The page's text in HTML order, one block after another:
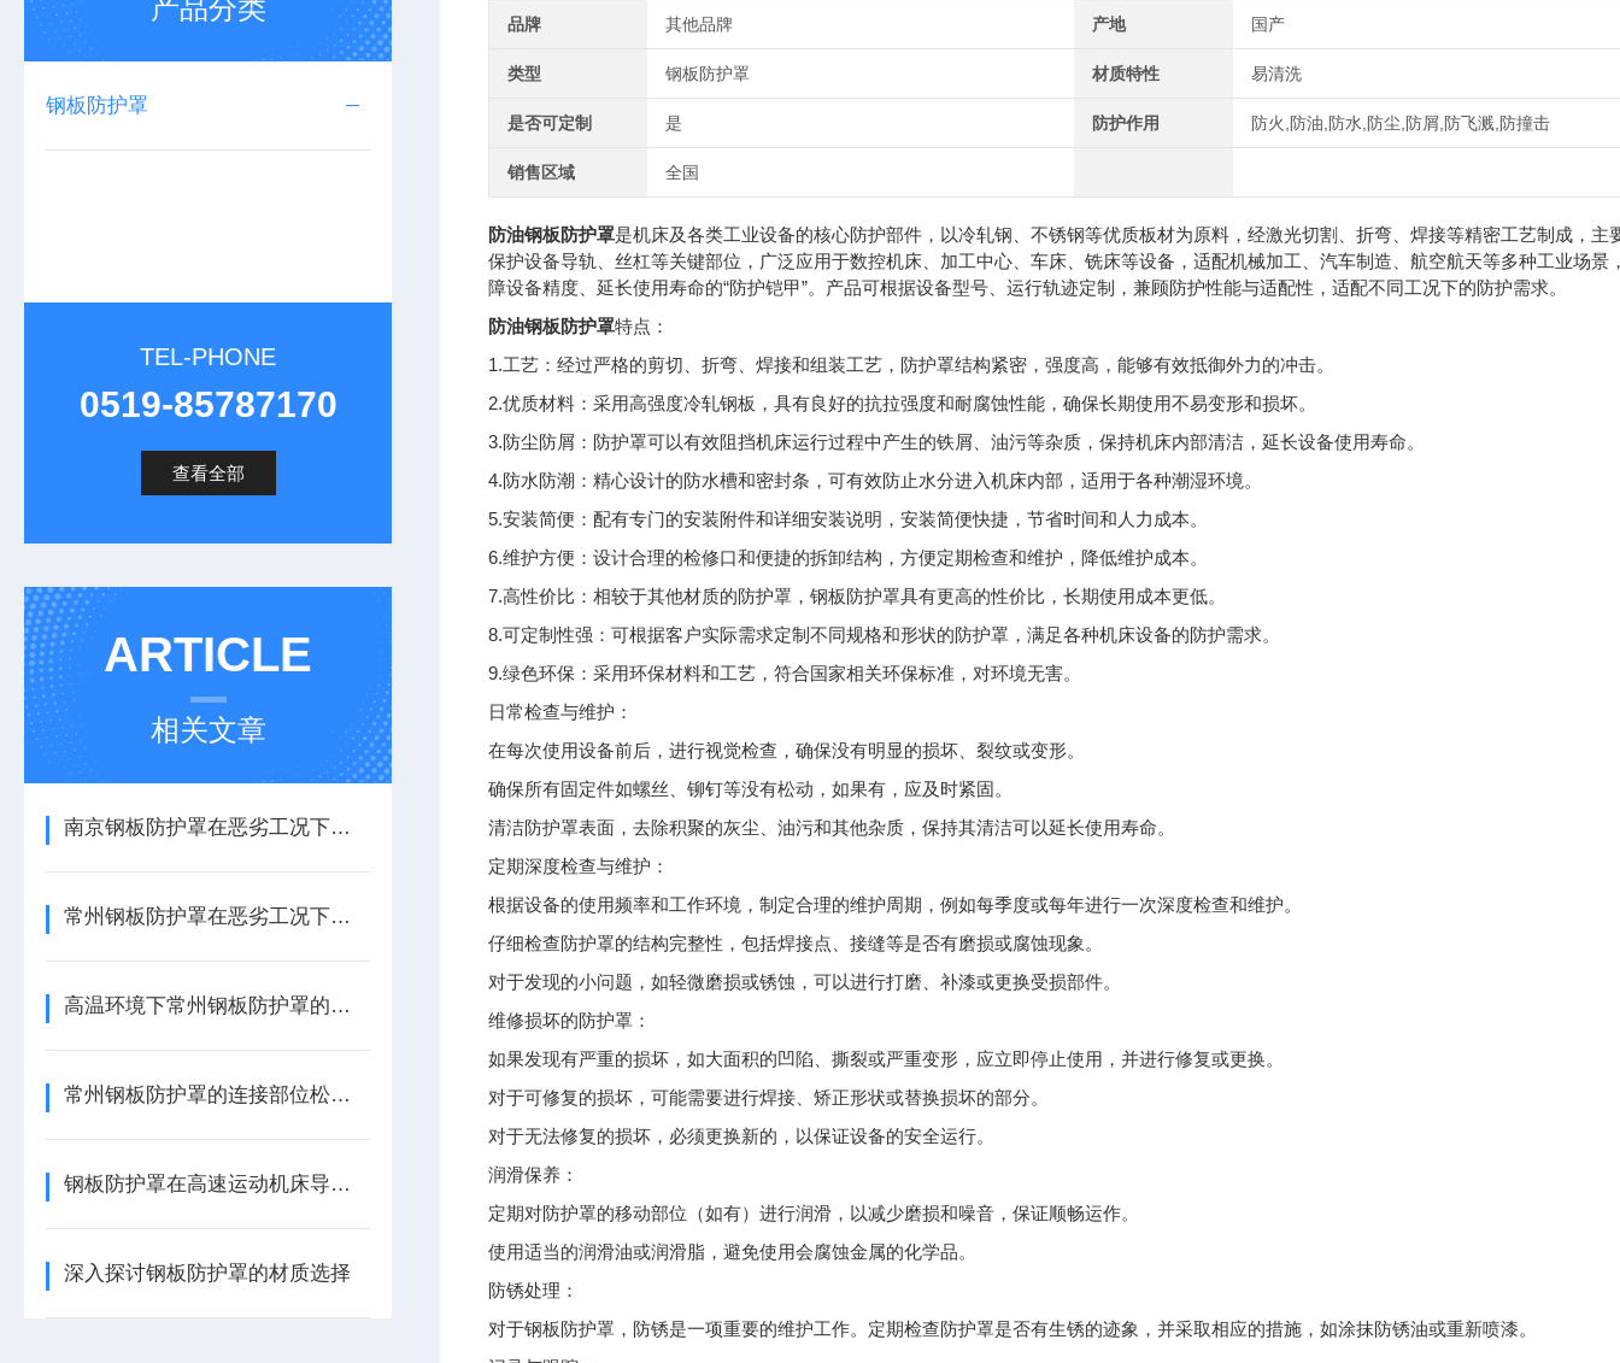
产品分类
钢板防护罩
TEL-PHONE
0519-85787170
查看全部
ARTICLE
相关文章
南京钢板防护罩在恶劣工况下的防护应用
常州钢板防护罩在恶劣工况下的耐用性提升技术
高温环境下常州钢板防护罩的防护方案优化
常州钢板防护罩的连接部位松动故障处理技巧
钢板防护罩在高速运动机床导轨防护中的技术应用
深入探讨钢板防护罩的材质选择
品牌 其他品牌 产地 国产
类型 钢板防护罩 材质特性 易清洗
是否可定制 是 防护作用 防火,防油,防水,防尘,防屑,防飞溅,防撞击
销售区域 全国
防油钢板防护罩是机床及各类工业设备的核心防护部件，以冷轧钢、不锈钢等优质板材为原料，经激光切割、折弯、焊接等精密工艺制成，主
保护设备导轨、丝杠等关键部位，广泛应用于数控机床、加工中心、车床、铣床等设备，适配机械加工、汽车制造、航空航天等多种工业场景
障设备精度、延长使用寿命的“防护铠甲”。产品可根据设备型号、运行轨迹定制，兼顾防护性能与适配性，适配不同工况下的防护需求。
防油钢板防护罩特点：
1.工艺：经过严格的剪切、折弯、焊接和组装工艺，防护罩结构紧密，强度高，能够有效抵御外力的冲击。
2.优质材料：采用高强度冷轧钢板，具有良好的抗拉强度和耐腐蚀性能，确保长期使用不易变形和损坏。
3.防尘防屑：防护罩可以有效阻挡机床运行过程中产生的铁屑、油污等杂质，保持机床内部清洁，延长设备使用寿命。
4.防水防潮：精心设计的防水槽和密封条，可有效防止水分进入机床内部，适用于各种潮湿环境。
5.安装简便：配有专门的安装附件和详细安装说明，安装简便快捷，节省时间和人力成本。
6.维护方便：设计合理的检修口和便捷的拆卸结构，方便定期检查和维护，降低维护成本。
7.高性价比：相较于其他材质的防护罩，钢板防护罩具有更高的性价比，长期使用成本更低。
8.可定制性强：可根据客户实际需求定制不同规格和形状的防护罩，满足各种机床设备的防护需求。
9.绿色环保：采用环保材料和工艺，符合国家相关环保标准，对环境无害。
日常检查与维护：
在每次使用设备前后，进行视觉检查，确保没有明显的损坏、裂纹或变形。
确保所有固定件如螺丝、铆钉等没有松动，如果有，应及时紧固。
清洁防护罩表面，去除积聚的灰尘、油污和其他杂质，保持其清洁可以延长使用寿命。
定期深度检查与维护：
根据设备的使用频率和工作环境，制定合理的维护周期，例如每季度或每年进行一次深度检查和维护。
仔细检查防护罩的结构完整性，包括焊接点、接缝等是否有磨损或腐蚀现象。
对于发现的小问题，如轻微磨损或锈蚀，可以进行打磨、补漆或更换受损部件。
维修损坏的防护罩：
如果发现有严重的损坏，如大面积的凹陷、撕裂或严重变形，应立即停止使用，并进行修复或更换。
对于可修复的损坏，可能需要进行焊接、矫正形状或替换损坏的部分。
对于无法修复的损坏，必须更换新的，以保证设备的安全运行。
润滑保养：
定期对防护罩的移动部位（如有）进行润滑，以减少磨损和噪音，保证顺畅运作。
使用适当的润滑油或润滑脂，避免使用会腐蚀金属的化学品。
防锈处理：
对于钢板防护罩，防锈是一项重要的维护工作。定期检查防护罩是否有生锈的迹象，并采取相应的措施，如涂抹防锈油或重新喷漆。